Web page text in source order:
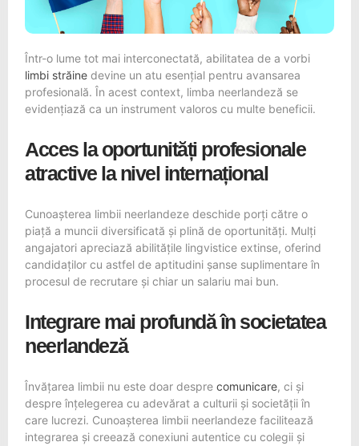
Într-o lume tot mai interconectată, abilitatea de a vorbi
limbi străine devine un atu esențial pentru avansarea
profesională. În acest context, limba neerlandeză se
evidențiază ca un instrument valoros cu multe beneficii.
Acces la oportunități profesionale
atractive la nivel internațional
Cunoașterea limbii neerlandeze deschide porți către o
piață a muncii diversificată și plină de oportunități. Mulți
angajatori apreciază abilitățile lingvistice extinse, oferind
candidaților cu astfel de aptitudini șanse suplimentare în
procesul de recrutare și chiar un salariu mai bun.
Integrare mai profundă în societatea
neerlandeză
Învățarea limbii nu este doar despre comunicare, ci și
despre înțelegerea cu adevărat a culturii și societății în
care lucrezi. Cunoașterea limbii neerlandeze facilitează
integrarea și creează conexiuni autentice cu colegii și